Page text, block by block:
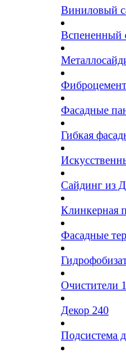
Виниловый
Вспененный
Фасадные
Гибкая
Сайдинг из
Клинкерная
Фасадные
Очистители
Декор 240
Подсистема